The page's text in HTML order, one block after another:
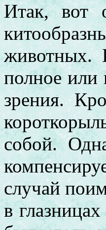
Итак, вот
животных.
полное или
зрения.
собой.
случай
в